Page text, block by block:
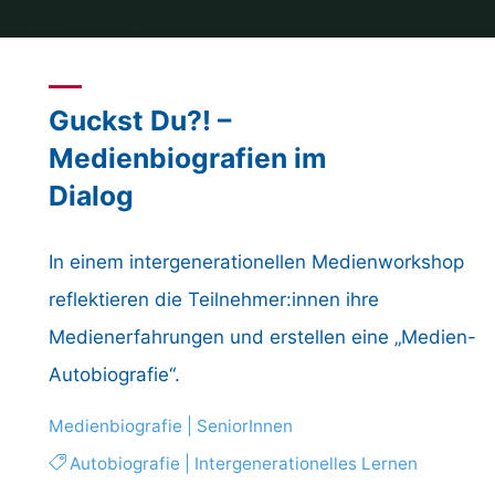
Guckst Du?! –
Medienbiografien im
Dialog
In einem intergenerationellen Medien­workshop
reflektieren die Teil­neh­mer:innen ihre
Medienerfahrungen und erstellen eine „Medien-
Autobiografie“.
Medienbiografie
SeniorInnen
Autobiografie
Intergenerationelles Lernen